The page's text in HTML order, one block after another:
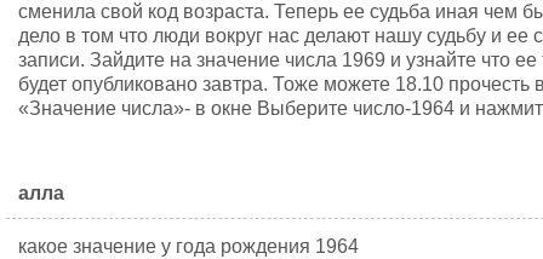
сменила свой код возраста. Теперь ее судьба иная чем
дело в том что люди вокруг нас делают нашу судьбу и ее
записи. Зайдите на значение числа 1969 и узнайте что
будет опубликовано завтра. Тоже можете 18.10
«Значение числа»- в окне Выберите число-1964 и
алла
какое значение у года рождения 1964